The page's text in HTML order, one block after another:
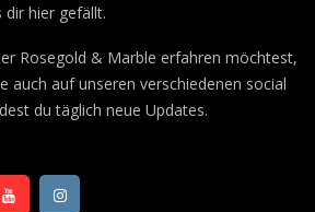
dir hier gefällt.
Rosegold & Marble erfahren möchtest,
auch auf unseren verschiedenen social
du täglich neue Updates.